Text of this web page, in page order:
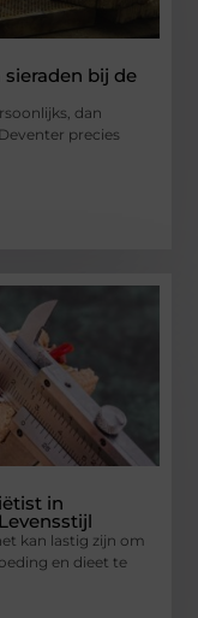
bij de
dan
precies
in
kan lastig zijn om
en dieet te